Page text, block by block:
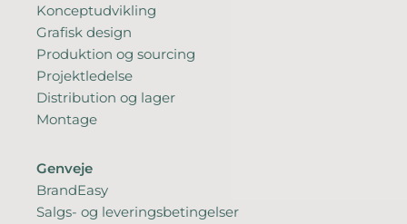
Konceptudvikling
Grafisk design
Produktion og sourcing
Projektledelse
Distribution og lager
Montage
Genveje
BrandEasy
Salgs- og leveringsbetingelser